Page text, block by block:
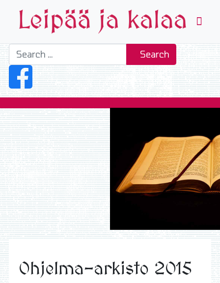
Search Search
Ohjelma-arkisto 2015